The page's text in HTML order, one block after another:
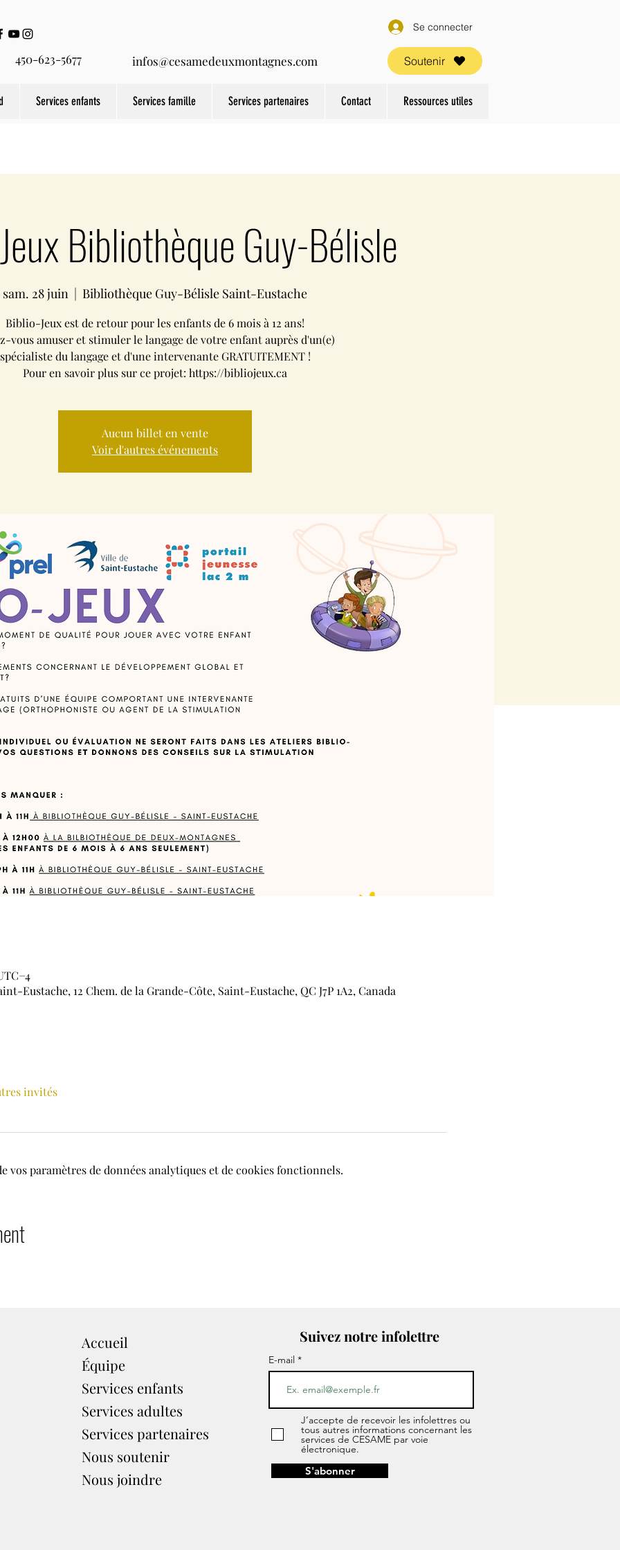
450-623-5677 infos@cesamedeuxmontagnes.com
Se connecter
Soutenir
Services enfants Services famille Services partenaires Contact Ressources utiles
Bibliothèque Guy-Bélisle
sam. 28 juin
  |
Bibliothèque Guy-Bélisle Saint-Eustache
Biblio-Jeux est de retour pour les enfants de 6 mois à 12 ans!
vous amuser et stimuler le langage de votre enfant auprès d'un(e)
spécialiste du langage et d'une intervenante GRATUITEMENT !
Pour en savoir plus sur ce projet: https://bibliojeux.ca
Aucun billet en vente
Voir d'autres événements
Eustache, 12 Chem. de la Grande-Côte, Saint-Eustache, QC J7P 1A2, Canada
invités
vos paramètres de données analytiques et de cookies fonctionnels.
Accueil
Équipe
Services enfants
Services adultes
Services partenaires​
Nous soutenir
Nous joindre
Suivez notre infolettre
E-mail
J’accepte de recevoir les infolettres ou
tous autres informations concernant les
services de CESAME par voie
électronique.
S'abonner